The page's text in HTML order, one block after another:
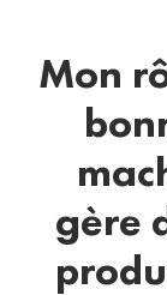
Mon
gère